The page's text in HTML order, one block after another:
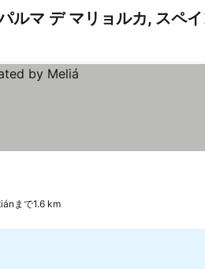
ルマ デ マリョルカ, スペ
まで1.6 km